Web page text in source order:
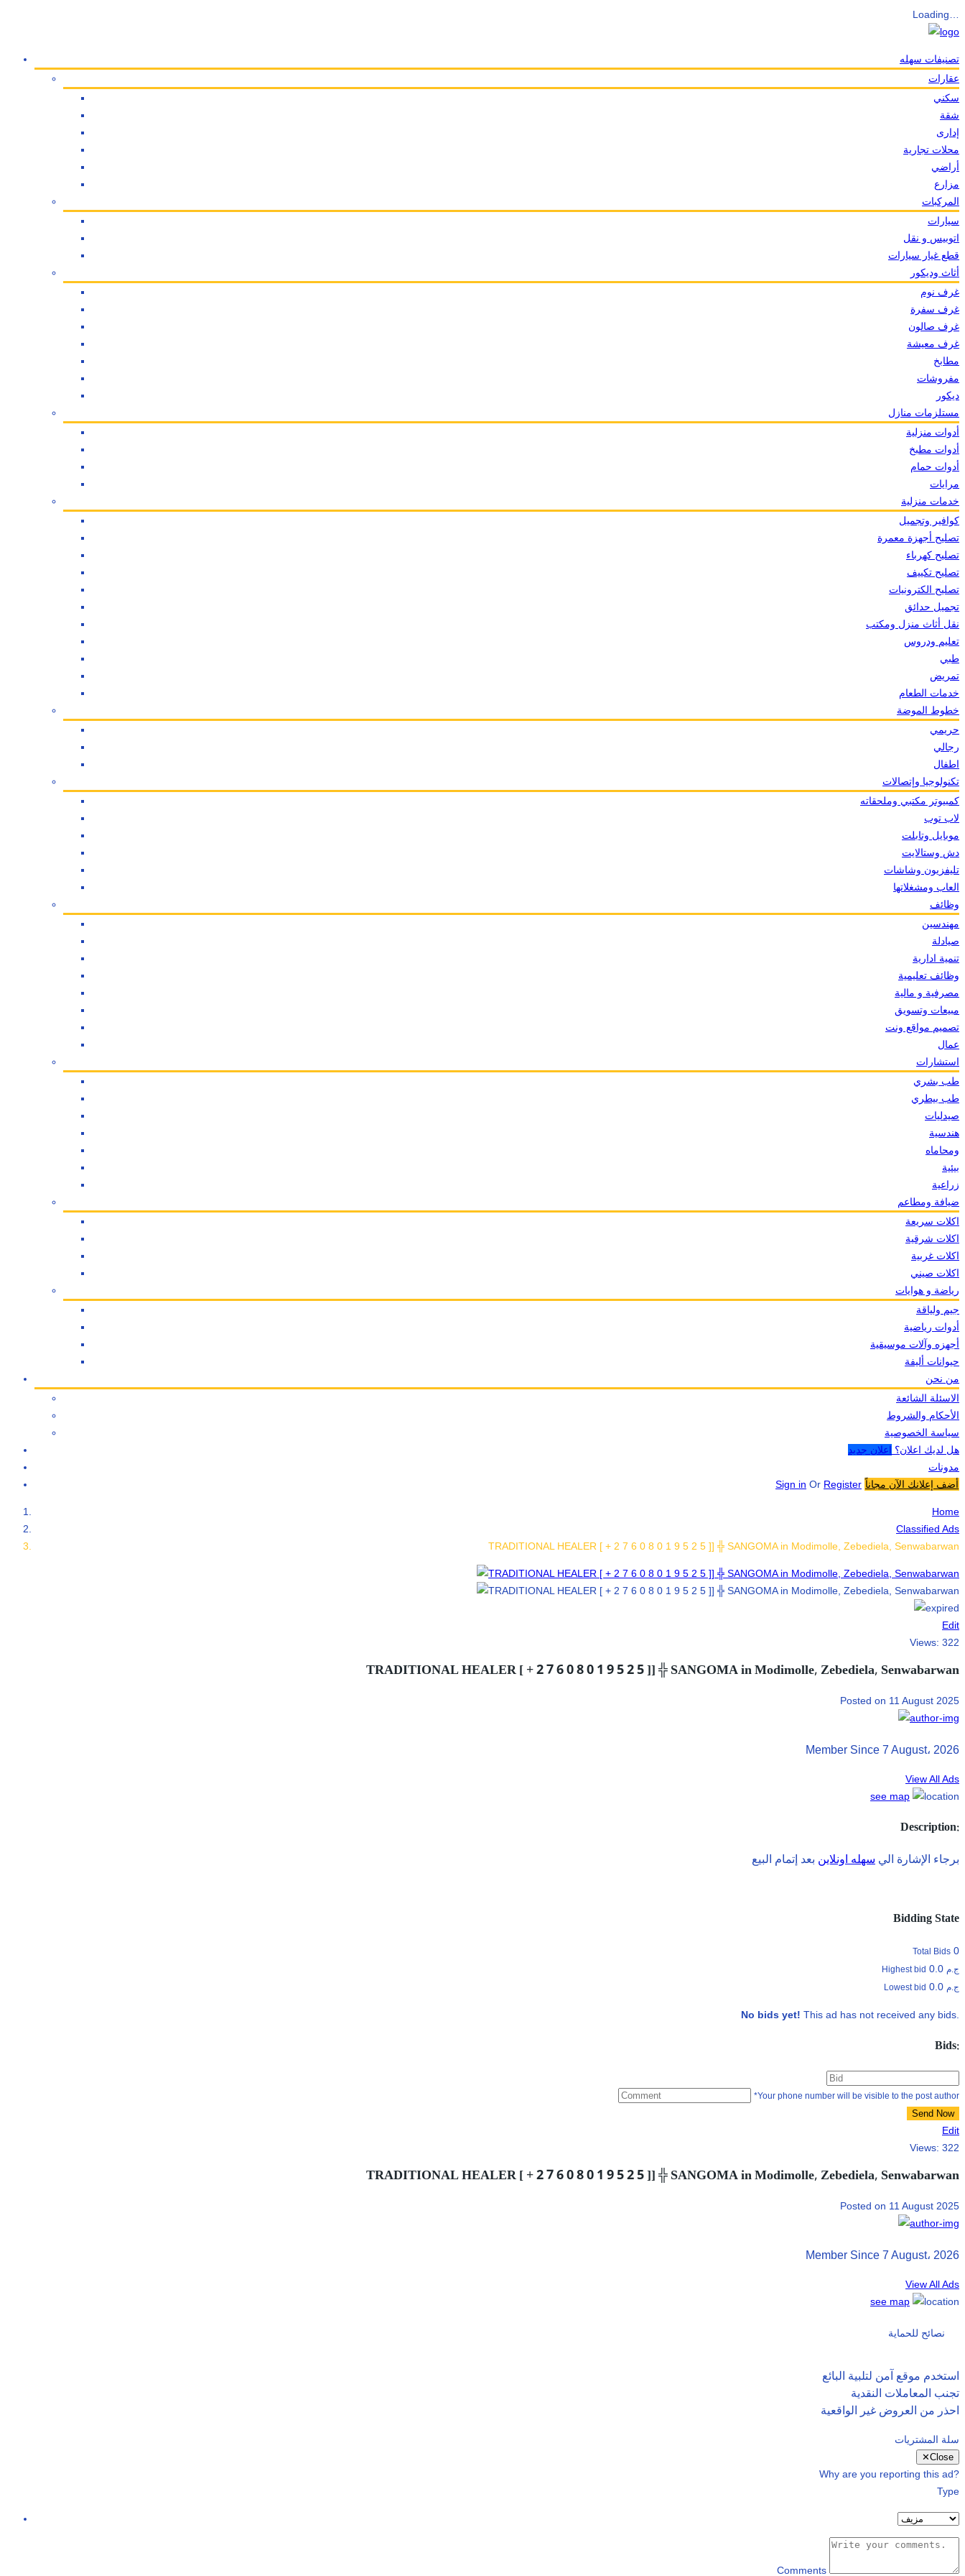
Loading…
تصنيفات سهله
عقارات
سكني
شقة
إدارى
محلات تجارية
أراضي
مزارع
المركبات
سيارات
اتوبيس و نقل
قطع غيار سيارات
أثاث وديكور
غرف نوم
غرف سفرة
غرف صالون
غرف معيشة
مطابخ
مفروشات
ديكور
مستلزمات منازل
أدوات منزلية
أدوات مطبخ
أدوات حمام
مرايات
خدمات منزلية
كوافير وتجميل
تصليح أجهزة معمرة
تصليح كهرباء
تصليح تكييف
تصليح الكترونيات
تجميل حدائق
نقل أثاث منزل ومكتب
تعليم ودروس
طبي
تمريض
خدمات الطعام
خطوط الموضة
حريمي
رجالي
اطفال
تكنولوجيا وإتصالات
كمبيوتر مكتبي وملحقاته
لاب توب
موبايل وتابلت
دش وستالايت
تليفزيون وشاشات
العاب ومشغلاتها
وظائف
مهندسين
صيادلة
تنمية ادارية
وظائف تعليمية
مصرفية و مالية
مبيعات وتسويق
تصميم مواقع ونت
عمال
استشارات
طب بشري
طب بيطري
صيدليات
هندسية
ومحاماه
بيئية
زراعية
ضيافة ومطاعم
اكلات سريعة
اكلات شرقية
اكلات غربية
اكلات صيني
رياضة و هوايات
جيم ولياقة
أدوات رياضية
أجهزه وآلات موسيقية
حيوانات أليفة
من نحن
الاسئلة الشائعة
الأحكام والشروط
سياسة الخصوصية
هل لديك اعلان؟ اعلان جديد
مدونات
Sign in Or Register أضف إعلانك الآن مجاناً
Home
Classified Ads
TRADITIONAL HEALER [ + 2 7 6 0 8 0 1 9 5 2 5 ]] ╬ SANGOMA in Modimolle, Zebediela, Senwabarwan
Edit
Views: 322
TRADITIONAL HEALER [ + 2 7 6 0 8 0 1 9 5 2 5 ]] ╬ SANGOMA in Modimolle, Zebediela, Senwabarwan
Posted on 11 August 2025
Member Since 7 August، 2026
View All Ads
see map
Description:
برجاء الإشارة الي سهله اونلاين بعد إتمام البيع
Bidding State
Total Bids 0
Highest bid 0.0 ج.م
Lowest bid 0.0 ج.م
No bids yet! This ad has not received any bids.
Bids:
*Your phone number will be visible to the post author
Send Now
Edit
Views: 322
TRADITIONAL HEALER [ + 2 7 6 0 8 0 1 9 5 2 5 ]] ╬ SANGOMA in Modimolle, Zebediela, Senwabarwan
Posted on 11 August 2025
Member Since 7 August، 2026
View All Ads
see map
نصائح للحماية
استخدم موقع آمن لتلبية البائع
تجنب المعاملات النقدية
احذر من العروض غير الواقعية
سلة المشتريات
✕Close
Why are you reporting this ad?
Type
Comments